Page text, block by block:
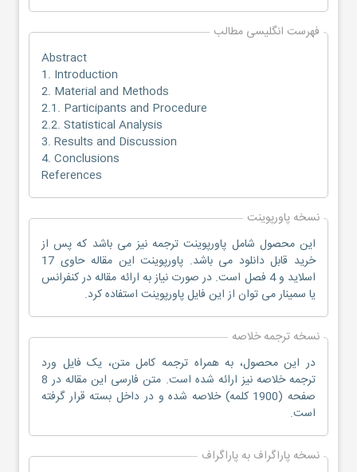
فهرست انگلیسی مطالب
Abstract
1. Introduction
2. Material and Methods
2.1. Participants and Procedure
2.2. Statistical Analysis
3. Results and Discussion
4. Conclusions
References
نسخه پاورپوینت
این محصول شامل پاورپوینت ترجمه نیز می باشد که پس از
خرید قابل دانلود می باشد. پاورپوینت این مقاله حاوی 17
اسلاید و 4 فصل است. در صورت نیاز به ارائه مقاله در کنفرانس
یا سمینار می توان از این فایل پاورپوینت استفاده کرد.
نسخه ترجمه خلاصه
در این محصول، به همراه ترجمه کامل متن، یک فایل ورد
ترجمه خلاصه نیز ارائه شده است. متن فارسی این مقاله در 8
صفحه (1900 کلمه) خلاصه شده و در داخل بسته قرار گرفته
است.
نسخه پاراگراف به پاراگراف